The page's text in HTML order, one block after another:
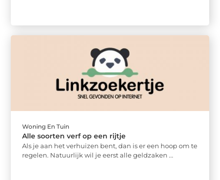
Woning En Tuin
Alle soorten verf op een rijtje
Als je aan het verhuizen bent, dan is er een hoop om te
regelen. Natuurlijk wil je eerst alle geldzaken ...